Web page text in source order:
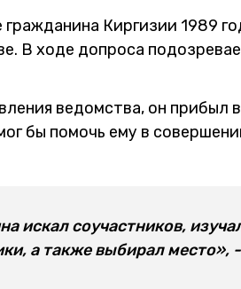
Киргизии 1989
В ходе допроса
ведомства, он прибыл
бы помочь ему в
искал соучастников,
а также выбирал место»,